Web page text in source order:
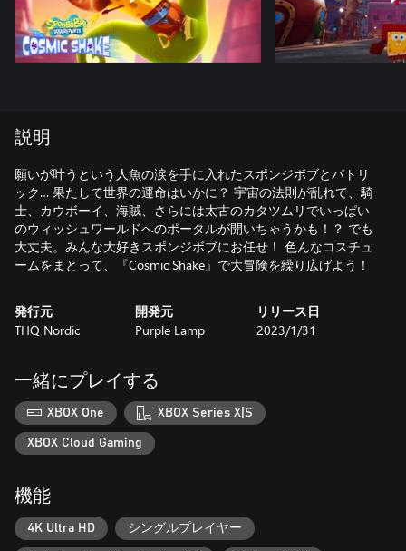
説明
願いが叶うという人魚の涙を手に入れたスポンジボブとパトリ
ック… 果たして世界の運命はいかに？ 宇宙の法則が乱れて、騎
士、カウボーイ、海賊、さらには太古のカタツムリでいっぱい
のウィッシュワールドへのポータルが開いちゃうかも！？ でも
大丈夫。みんな大好きスポンジボブにお任せ！ 色んなコスチュ
ームをまとって、『Cosmic Shake』で大冒険を繰り広げよう！
発行元
THQ Nordic
開発元
Purple Lamp
リリース日
2023/1/31
一緒にプレイする
XBOX One XBOX Series X|S
XBOX Cloud Gaming
機能
4K Ultra HD シングルプレイヤー